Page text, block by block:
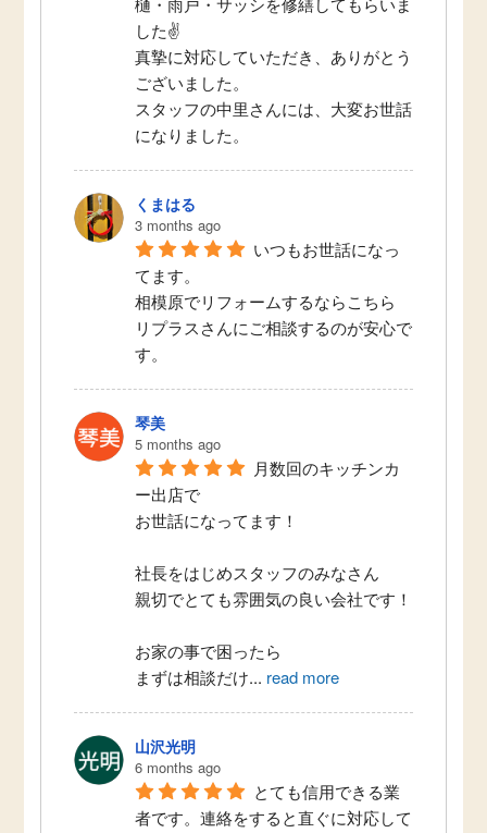
した✌
真摯に対応していただき、ありがとう
ございました。
スタッフの中里さんには、大変お世話
になりました。
くまはる
3 months ago
いつもお世話になっ
てます。
相模原でリフォームするならこちら
リプラスさんにご相談するのが安心で
す。
琴美
5 months ago
月数回のキッチンカ
ー出店で
お世話になってます！
社長をはじめスタッフのみなさん
親切でとても雰囲気の良い会社です！
お家の事で困ったら
まずは相談だけ... read more
山沢光明
6 months ago
とても信用できる業
者です。連絡をすると直ぐに対応して